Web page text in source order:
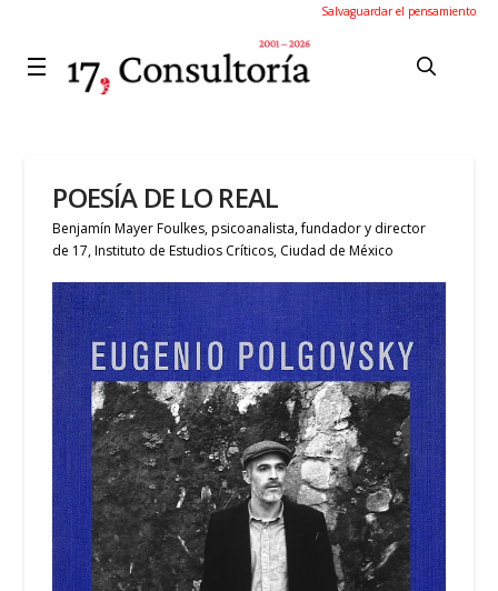
Salvaguardar el pensamiento
POESÍA DE LO REAL
Benjamín Mayer Foulkes, psicoanalista, fundador y director
de 17, Instituto de Estudios Críticos, Ciudad de México